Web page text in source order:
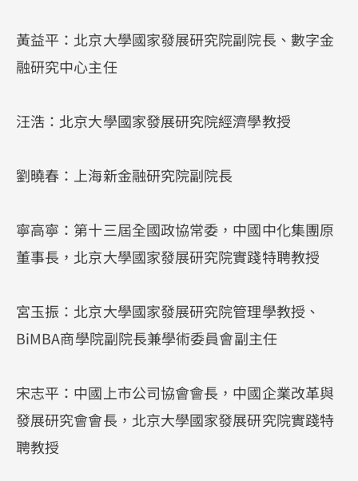
黃益平：北京大學國家發展研究院副院長、數字金
融研究中心主任
汪浩：北京大學國家發展研究院經濟學教授
劉曉春：上海新金融研究院副院長
寧高寧：第十三屆全國政協常委，中國中化集團原
董事長，北京大學國家發展研究院實踐特聘教授
宮玉振：北京大學國家發展研究院管理學教授、
BiMBA商學院副院長兼學術委員會副主任
宋志平：中國上市公司協會會長，中國企業改革與
發展研究會會長，北京大學國家發展研究院實踐特
聘教授